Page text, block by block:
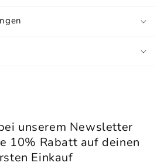
unserem Newsletter
10% Rabatt auf deinen
Einkauf